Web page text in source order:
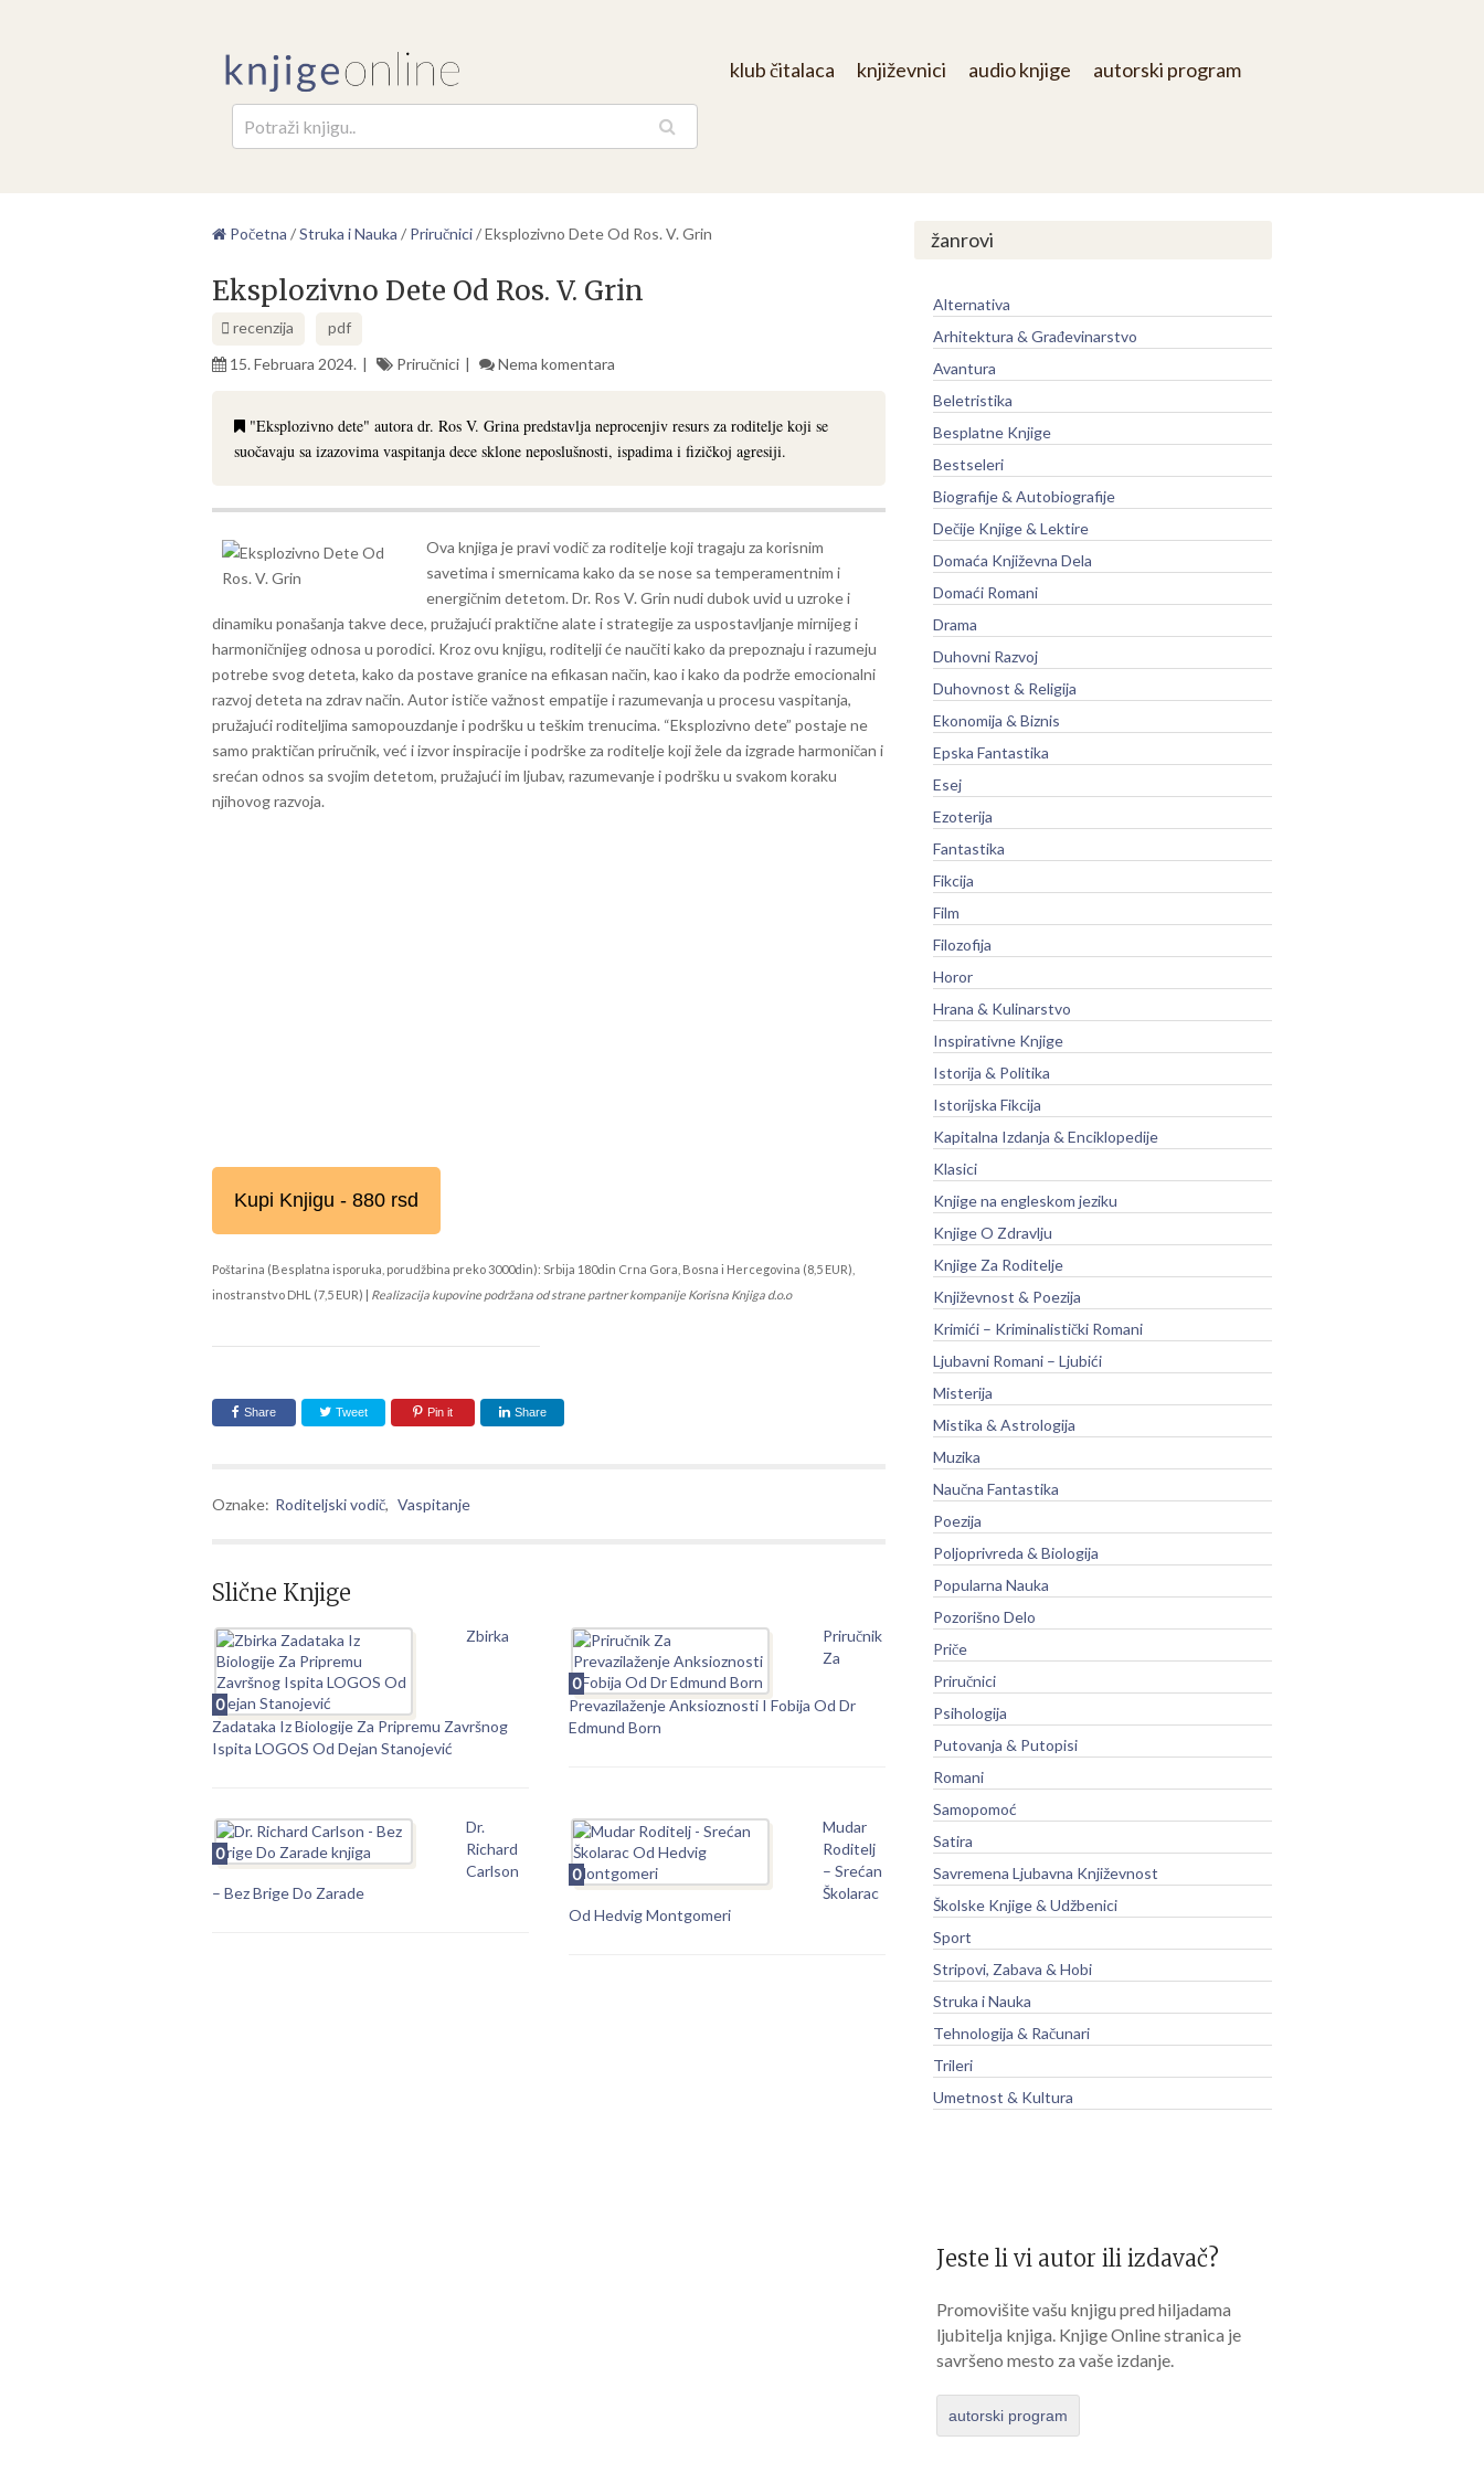
klub čitalaca književnici audio knjige autorski program
Početna /Struka i Nauka / Priručnici/Eksplozivno Dete Od Ros. V. Grin
Eksplozivno Dete Od Ros. V. Grin
recenzija
pdf
15. Februara 2024.
Priručnici Nema komentara
"Eksplozivno dete" autora dr. Ros V. Grina predstavlja neprocenjiv resurs za roditelje koji se
suočavaju sa izazovima vaspitanja dece sklone neposlušnosti, ispadima i fizičkoj agresiji.
Ova knjiga je pravi vodič za roditelje koji tragaju za korisnim
savetima i smernicama kako da se nose sa temperamentnim i
energičnim detetom. Dr. Ros V. Grin nudi dubok uvid u uzroke i
dinamiku ponašanja takve dece, pružajući praktične alate i strategije za uspostavljanje mirnijeg i
harmoničnijeg odnosa u porodici. Kroz ovu knjigu, roditelji će naučiti kako da prepoznaju i razumeju
potrebe svog deteta, kako da postave granice na efikasan način, kao i kako da podrže emocionalni
razvoj deteta na zdrav način. Autor ističe važnost empatije i razumevanja u procesu vaspitanja,
pružajući roditeljima samopouzdanje i podršku u teškim trenucima. “Eksplozivno dete” postaje ne
samo praktičan priručnik, već i izvor inspiracije i podrške za roditelje koji žele da izgrade harmoničan i
srećan odnos sa svojim detetom, pružajući im ljubav, razumevanje i podršku u svakom koraku
njihovog razvoja.
Kupi Knjigu - 880 rsd
Poštarina (Besplatna isporuka, porudžbina preko 3000din): Srbija 180din Crna Gora, Bosna i Hercegovina (8,5 EUR),
inostranstvo DHL (7,5 EUR) | Realizacija kupovine podržana od strane partner kompanije Korisna Knjiga d.o.o
Share Tweet Pin it Share
Oznake: Roditeljski vodič, Vaspitanje
Slične Knjige
0
Zbirka
Zadataka Iz Biologije Za Pripremu Završnog
Ispita LOGOS Od Dejan Stanojević
0
Priručnik
Za
Prevazilaženje Anksioznosti I Fobija Od Dr
Edmund Born
0
Dr.
Richard
Carlson
– Bez Brige Do Zarade
0
Mudar
Roditelj
– Srećan
Školarac
Od Hedvig Montgomeri
žanrovi
Alternativa
Arhitektura & Građevinarstvo
Avantura
Beletristika
Besplatne Knjige
Bestseleri
Biografije & Autobiografije
Dečije Knjige & Lektire
Domaća Književna Dela
Domaći Romani
Drama
Duhovni Razvoj
Duhovnost & Religija
Ekonomija & Biznis
Epska Fantastika
Esej
Ezoterija
Fantastika
Fikcija
Film
Filozofija
Horor
Hrana & Kulinarstvo
Inspirativne Knjige
Istorija & Politika
Istorijska Fikcija
Kapitalna Izdanja & Enciklopedije
Klasici
Knjige na engleskom jeziku
Knjige O Zdravlju
Knjige Za Roditelje
Književnost & Poezija
Krimići – Kriminalistički Romani
Ljubavni Romani – Ljubići
Misterija
Mistika & Astrologija
Muzika
Naučna Fantastika
Poezija
Poljoprivreda & Biologija
Popularna Nauka
Pozorišno Delo
Priče
Priručnici
Psihologija
Putovanja & Putopisi
Romani
Samopomoć
Satira
Savremena Ljubavna Književnost
Školske Knjige & Udžbenici
Sport
Stripovi, Zabava & Hobi
Struka i Nauka
Tehnologija & Računari
Trileri
Umetnost & Kultura
Jeste li vi autor ili izdavač?
Promovišite vašu knjigu pred hiljadama
ljubitelja knjiga. Knjige Online stranica je
savršeno mesto za vaše izdanje.
autorski program